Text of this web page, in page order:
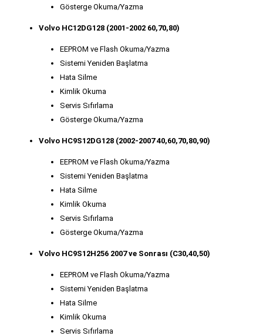
Gösterge Okuma/Yazma
Volvo HC12DG128 (2001-2002 60,70,80)
EEPROM ve Flash Okuma/Yazma
Sistemi Yeniden Başlatma
Hata Silme
Kimlik Okuma
Servis Sıfırlama
Gösterge Okuma/Yazma
Volvo HC9S12DG128 (2002-2007 40,60,70,80,90)
EEPROM ve Flash Okuma/Yazma
Sistemi Yeniden Başlatma
Hata Silme
Kimlik Okuma
Servis Sıfırlama
Gösterge Okuma/Yazma
Volvo HC9S12H256 2007 ve Sonrası (C30,40,50)
EEPROM ve Flash Okuma/Yazma
Sistemi Yeniden Başlatma
Hata Silme
Kimlik Okuma
Servis Sıfırlama